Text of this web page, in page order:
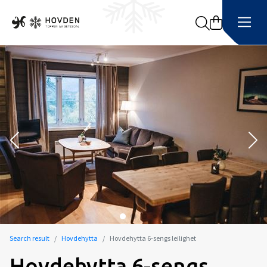
Search
Search result Hovdehytta Hovdehytta 6-sengs leilighet